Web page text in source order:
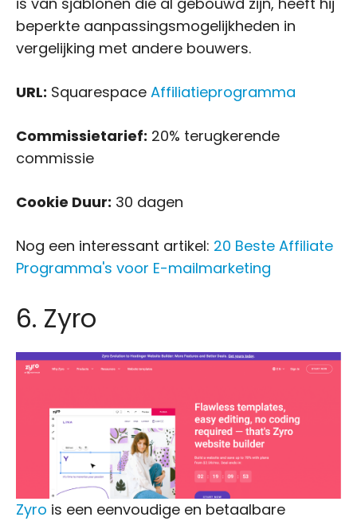
beperkte aanpassingsmogelijkheden in
vergelijking met andere bouwers.
URL: Squarespace Affiliatieprogramma
Commissietarief: 20% terugkerende
commissie
Cookie Duur: 30 dagen
Nog een interessant artikel: 20 Beste Affiliate
Programma's voor E-mailmarketing
6. Zyro
Zyro is een eenvoudige en betaalbare